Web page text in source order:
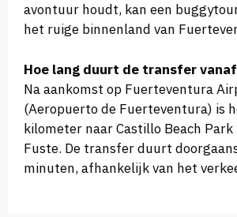
avontuur houdt, kan een
het ruige binnenland van
Hoe lang duurt de transfer
Na aankomst op Fuerteventura
(Aeropuerto de Fuerteventura) is
kilometer naar Castillo Beach Park
Fuste. De transfer duurt
minuten, afhankelijk van het